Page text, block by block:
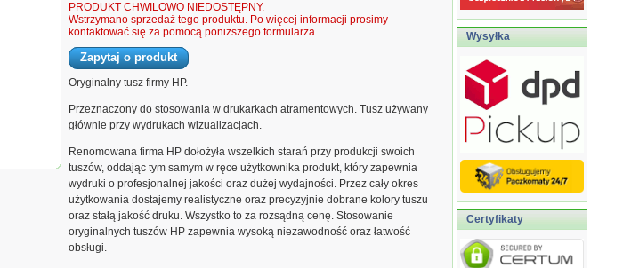
PRODUKT CHWILOWO NIEDOSTĘPNY.
Wstrzymano sprzedaż tego produktu. Po więcej informacji prosimy
kontaktować się za pomocą poniższego formularza.
Zapytaj o produkt
Oryginalny tusz firmy HP.
Przeznaczony do stosowania w drukarkach atramentowych. Tusz używany
głównie przy wydrukach wizualizacjach.
Renomowana firma HP dołożyła wszelkich starań przy produkcji swoich
tuszów, oddając tym samym w ręce użytkownika produkt, który zapewnia
wydruki o profesjonalnej jakości oraz dużej wydajności. Przez cały okres
użytkowania dostajemy realistyczne oraz precyzyjnie dobrane kolory tuszu
oraz stałą jakość druku. Wszystko to za rozsądną cenę. Stosowanie
oryginalnych tuszów HP zapewnia wysoką niezawodność oraz łatwość
obsługi.
Wysyłka
Certyfikaty